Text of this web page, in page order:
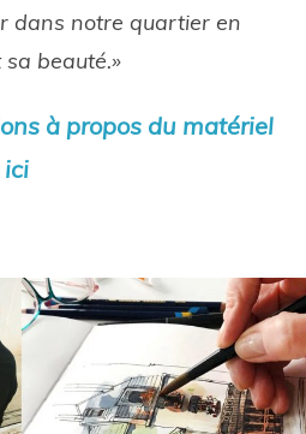
dans notre quartier en
beauté.»
à propos du matériel
ici